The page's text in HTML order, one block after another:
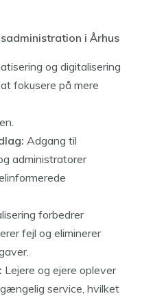
i Århus
og digitalisering
fokusere på mere
Adgang til
administratorer
forbedrer
fejl og eliminerer
Lejere og ejere oplever
service, hvilket